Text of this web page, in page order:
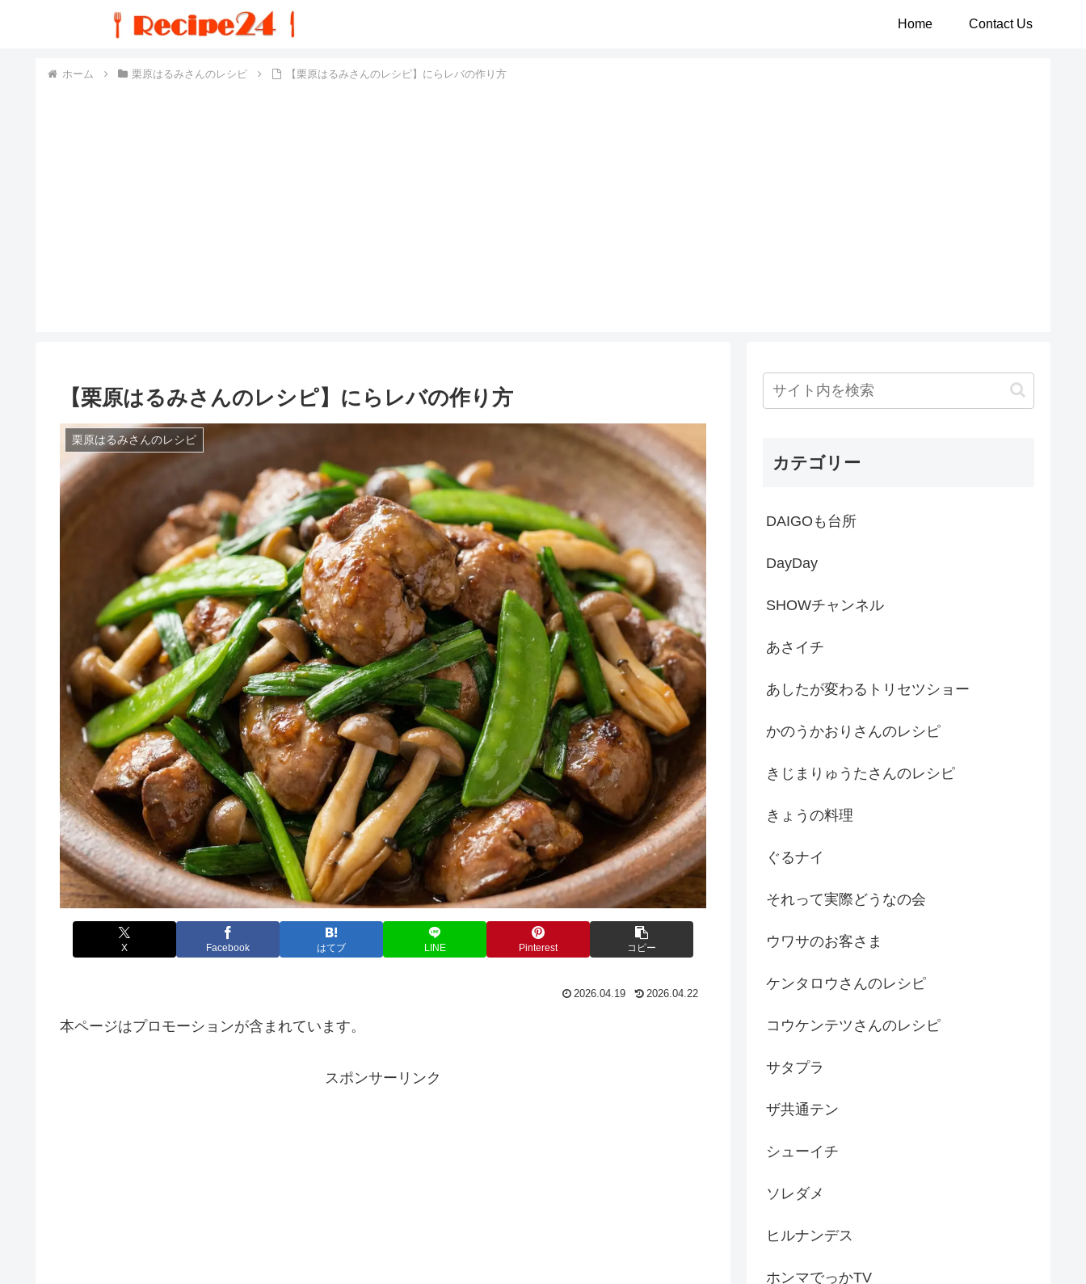
Home Contact Us
ホーム 栗原はるみさんのレシピ 【栗原はるみさんのレシピ】にらレバの作り方
【栗原はるみさんのレシピ】にらレバの作り方
栗原はるみさんのレシピ
X Facebook はてブ LINE Pinterest コピー
2026.04.19 2026.04.22
本ページはプロモーションが含まれています。
スポンサーリンク
カテゴリー
DAIGOも台所
DayDay
SHOWチャンネル
あさイチ
あしたが変わるトリセツショー
かのうかおりさんのレシピ
きじまりゅうたさんのレシピ
きょうの料理
ぐるナイ
それって実際どうなの会
ウワサのお客さま
ケンタロウさんのレシピ
コウケンテツさんのレシピ
サタプラ
ザ共通テン
シューイチ
ソレダメ
ヒルナンデス
ホンマでっかTV